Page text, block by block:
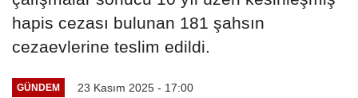
hapis cezası bulunan 181 şahsın
cezaevlerine teslim edildi.
GÜNDEM 23 Kasım 2025 - 17:00